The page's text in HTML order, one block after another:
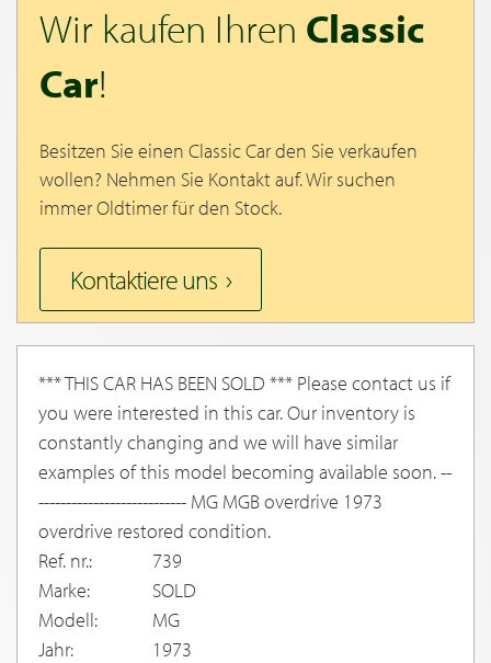
Wir kaufen Ihren Classic
Car!
Besitzen Sie einen Classic Car den Sie verkaufen
wollen? Nehmen Sie Kontakt auf. Wir suchen
immer Oldtimer für den Stock.
Kontaktiere uns
*** THIS CAR HAS BEEN SOLD *** Please contact us if
you were interested in this car. Our inventory is
constantly changing and we will have similar
examples of this model becoming available soon. --
--------------------------- MG MGB overdrive 1973
overdrive restored condition.
Ref. nr.:
739
Marke:
SOLD
Modell:
MG
Jahr:
1973